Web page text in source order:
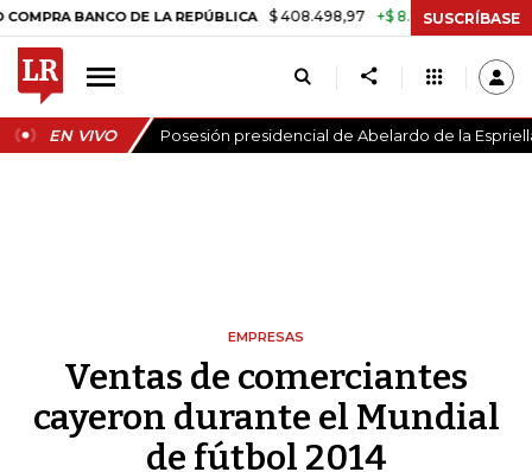
BANCO DE LA REPÚBLICA $ 408.498,97 +$ 8.753,81 +2,19%
SUSCRÍBASE
EN VIVO Posesión presidencial de Abelardo de la
EMPRESAS
Ventas de comerciantes
cayeron durante el Mundial
de fútbol 2014